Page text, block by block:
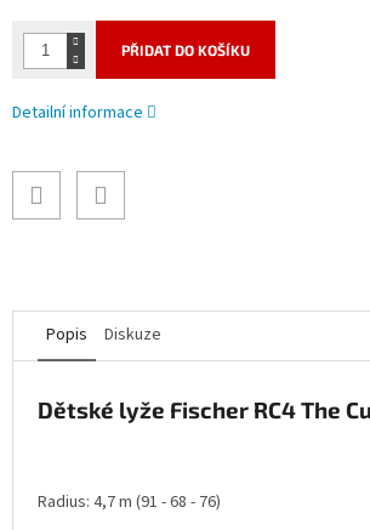
PŘIDAT DO KOŠÍKU
Detailní informace
Popis Diskuze
Dětské lyže Fischer RC4 The
Radius: 4,7 m (91 - 68 - 76)